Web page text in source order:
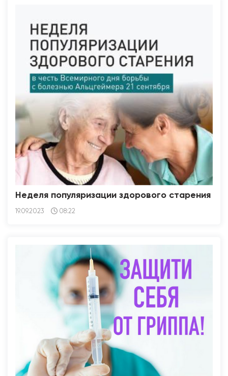
Неделя популяризации здорового старения
19.09.2023 08:22